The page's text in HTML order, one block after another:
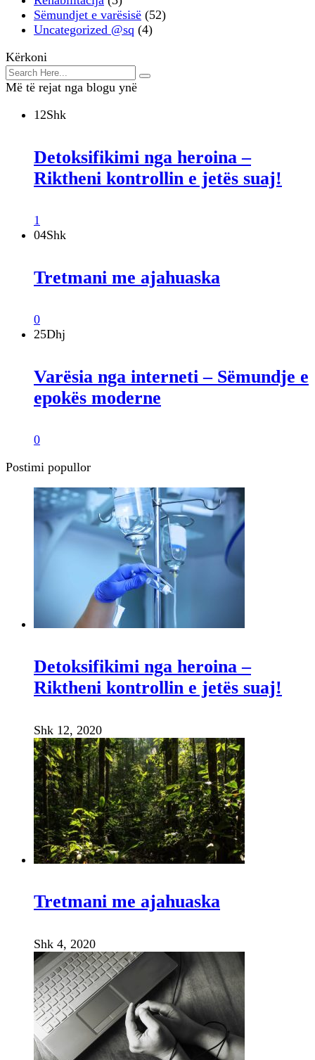
Sëmundjet e varësisë (52)
Uncategorized @sq (4)
Kërkoni
Më të rejat nga blogu ynë
12Shk
Detoksifikimi nga heroina –
Riktheni kontrollin e jetës suaj!
1
04Shk
Tretmani me ajahuaska
0
25Dhj
Varësia nga interneti – Sëmundje e
epokës moderne
0
Postimi popullor
Detoksifikimi nga heroina –
Riktheni kontrollin e jetës suaj!
Shk 12, 2020
Tretmani me ajahuaska
Shk 4, 2020